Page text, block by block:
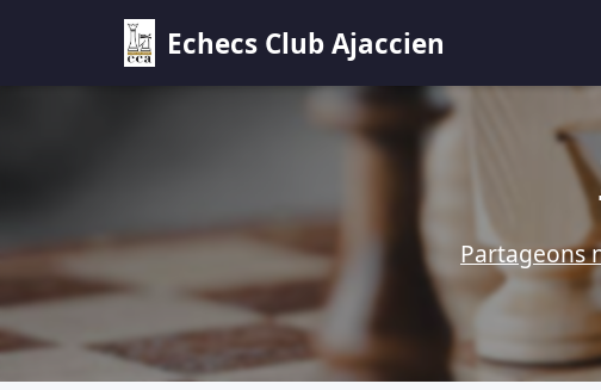
Echecs Club Ajaccien
Partageons